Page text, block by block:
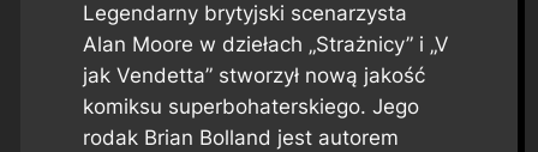
Legendarny brytyjski scenarzysta
Alan Moore w dziełach „Strażnicy” i „V
jak Vendetta” stworzył nową jakość
komiksu superbohaterskiego. Jego
rodak Brian Bolland jest autorem